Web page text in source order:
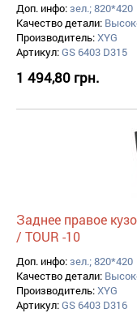
Доп. инфо:зел.; 820*420
Качество детали:
Производитель:XYG
Артикул:GS 6403 D315
1 494,80 грн.
Заднее правое
/ TOUR -10
Доп. инфо:зел.; 820*420
Качество детали:
Производитель:XYG
Артикул:GS 6403 D316